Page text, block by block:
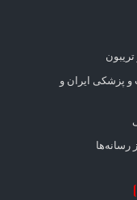
و پزشکی ایران و
رسانه‌ها